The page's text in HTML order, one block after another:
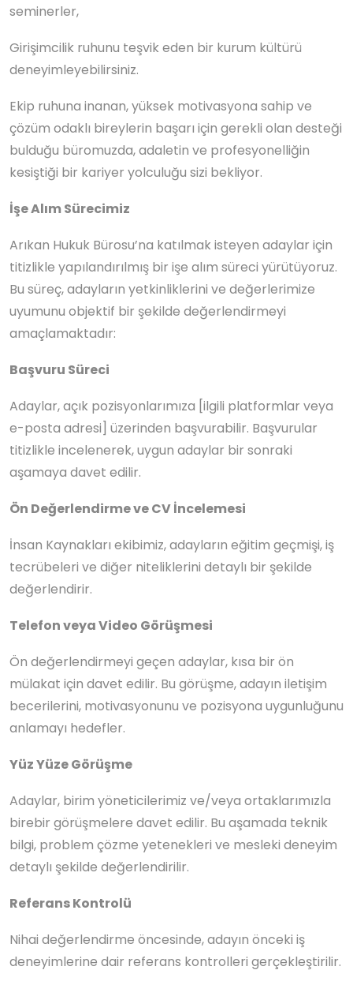
seminerler,
Girişimcilik ruhunu teşvik eden bir kurum kültürü
deneyimleyebilirsiniz.
Ekip ruhuna inanan, yüksek motivasyona sahip ve
çözüm odaklı bireylerin başarı için gerekli olan desteği
bulduğu büromuzda, adaletin ve profesyonelliğin
kesiştiği bir kariyer yolculuğu sizi bekliyor.
İşe Alım Sürecimiz
Arıkan Hukuk Bürosu’na katılmak isteyen adaylar için
titizlikle yapılandırılmış bir işe alım süreci yürütüyoruz.
Bu süreç, adayların yetkinliklerini ve değerlerimize
uyumunu objektif bir şekilde değerlendirmeyi
amaçlamaktadır:
Başvuru Süreci
Adaylar, açık pozisyonlarımıza [ilgili platformlar veya
e-posta adresi] üzerinden başvurabilir. Başvurular
titizlikle incelenerek, uygun adaylar bir sonraki
aşamaya davet edilir.
Ön Değerlendirme ve CV İncelemesi
İnsan Kaynakları ekibimiz, adayların eğitim geçmişi, iş
tecrübeleri ve diğer niteliklerini detaylı bir şekilde
değerlendirir.
Telefon veya Video Görüşmesi
Ön değerlendirmeyi geçen adaylar, kısa bir ön
mülakat için davet edilir. Bu görüşme, adayın iletişim
becerilerini, motivasyonunu ve pozisyona uygunluğunu
anlamayı hedefler.
Yüz Yüze Görüşme
Adaylar, birim yöneticilerimiz ve/veya ortaklarımızla
birebir görüşmelere davet edilir. Bu aşamada teknik
bilgi, problem çözme yetenekleri ve mesleki deneyim
detaylı şekilde değerlendirilir.
Referans Kontrolü
Nihai değerlendirme öncesinde, adayın önceki iş
deneyimlerine dair referans kontrolleri gerçekleştirilir.